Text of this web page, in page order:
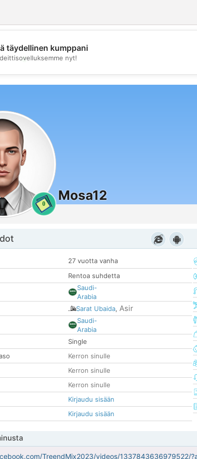
💖
täydellinen kumppani
nyt!
0
Mosa12
27 vuotta vanha
Rentoa suhdetta
Saudi-
Arabia
Sarat Ubaida, Asir
Saudi-
Arabia
Single
Kerron sinulle
Kerron sinulle
Kerron sinulle
Kirjaudu sisään
Kirjaudu sisään
TreendMix2023/videos/1337843636979522/